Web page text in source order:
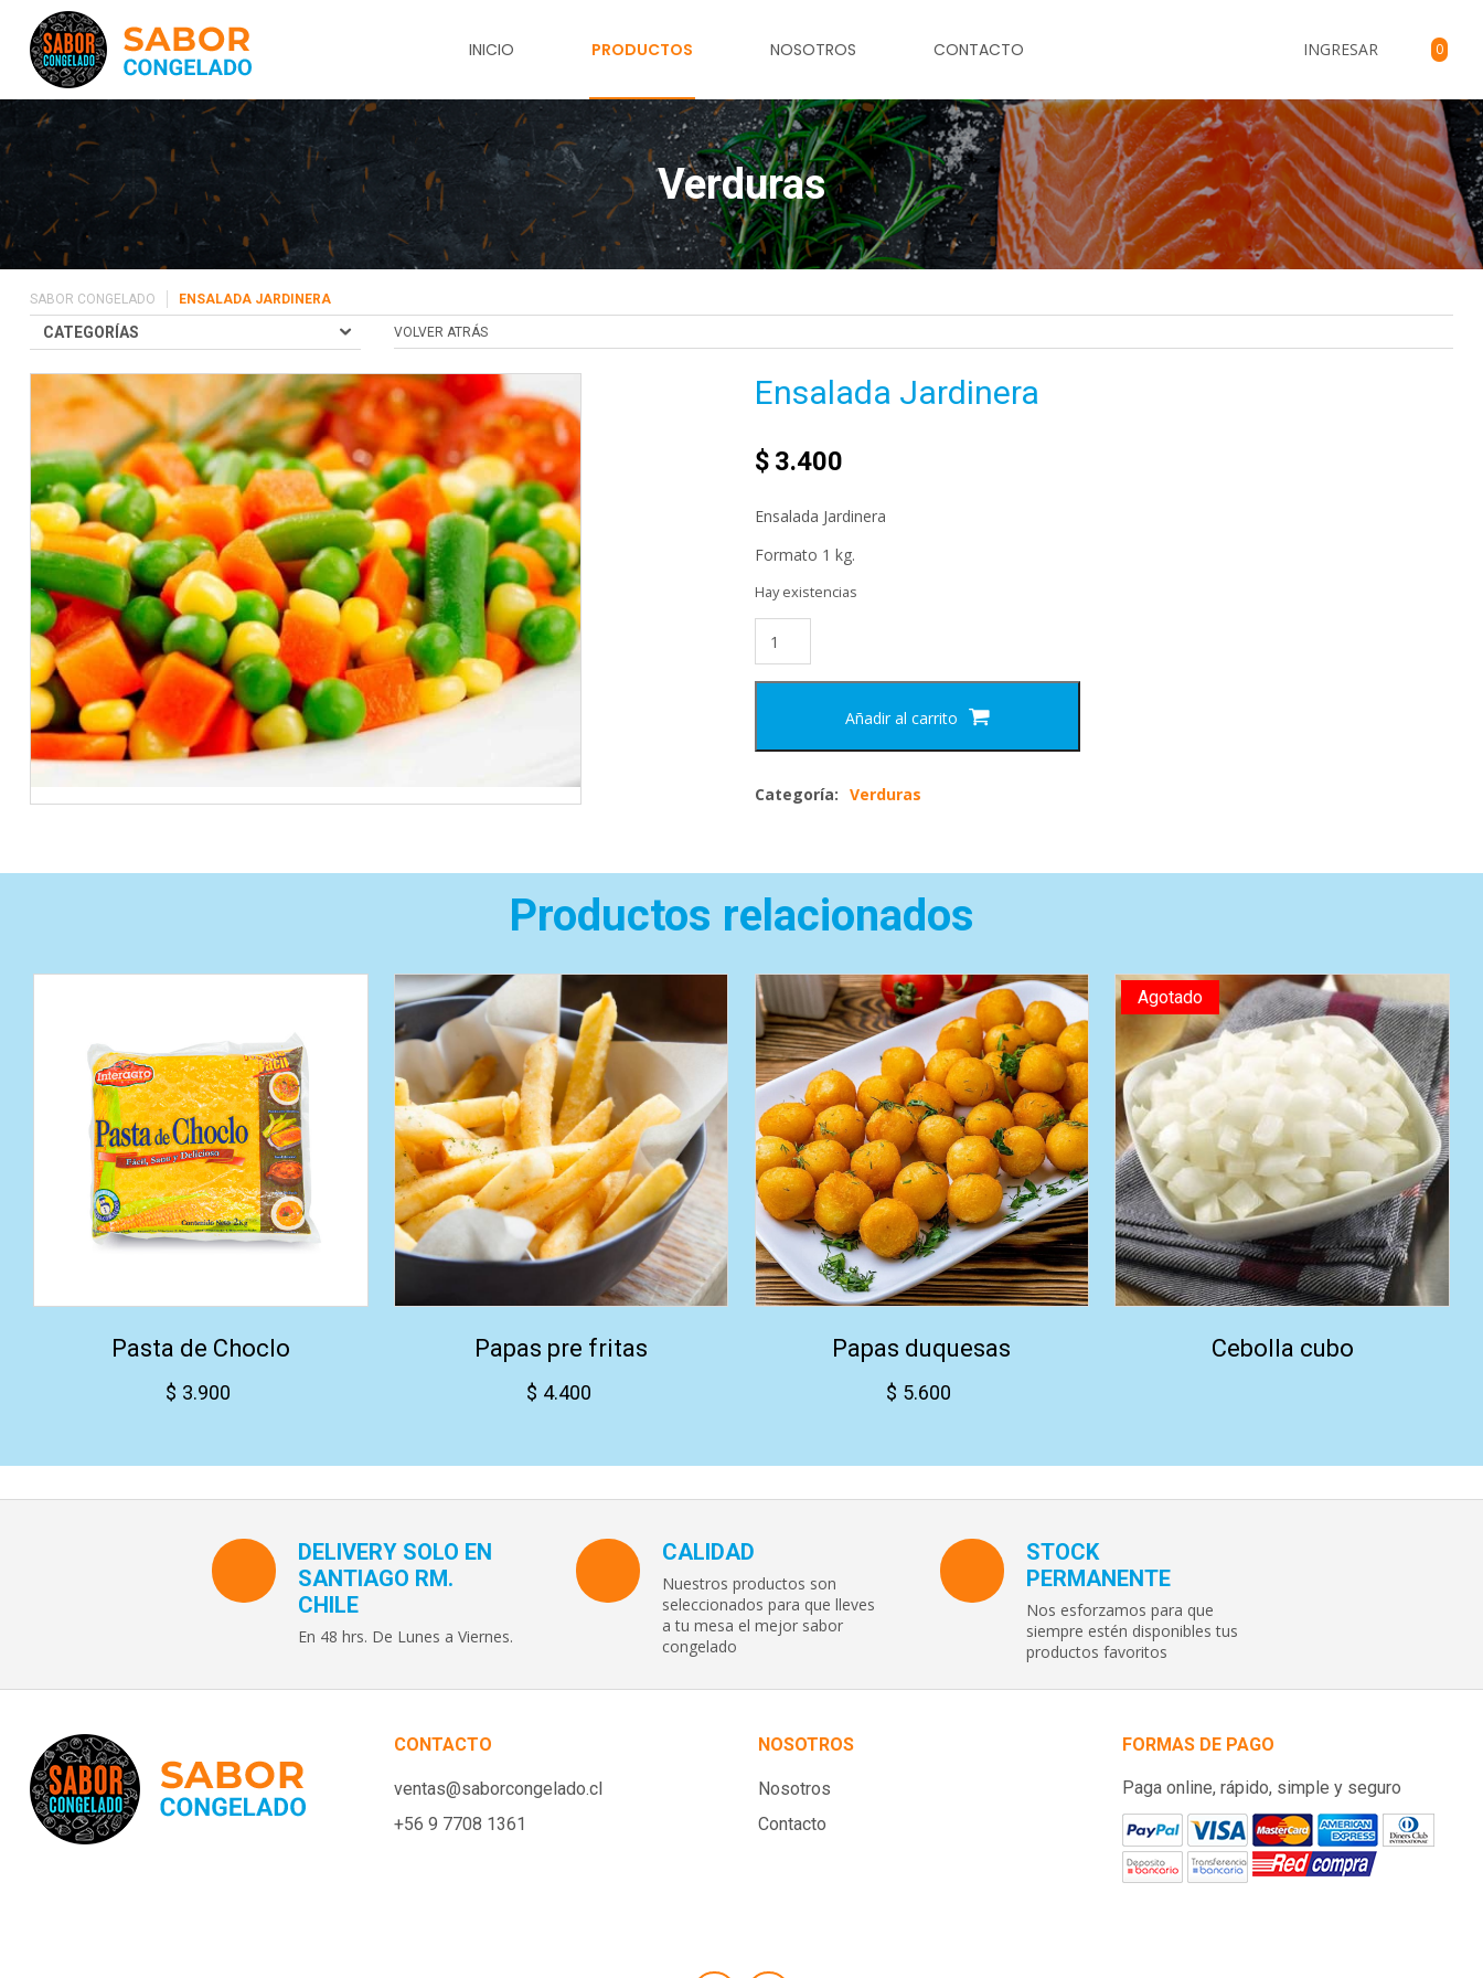
INICIO PRODUCTOS NOSOTROS CONTACTO INGRESAR 0
Verduras
SABOR CONGELADO ENSALADA JARDINERA
CATEGORÍAS VOLVER ATRÁS
Ensalada Jardinera
$ 3.400
Ensalada Jardinera
Formato 1 kg.
Hay existencias
Añadir al carrito
Categoría: Verduras
Productos relacionados
Pasta de Choclo
$ 3.900
Papas pre fritas
$ 4.400
Papas duquesas
$ 5.600
Agotado
Cebolla cubo
DELIVERY SOLO EN
SANTIAGO RM.
CHILE
En 48 hrs. De Lunes a Viernes.
CALIDAD
Nuestros productos son
seleccionados para que lleves
a tu mesa el mejor sabor
congelado
STOCK
PERMANENTE
Nos esforzamos para que
siempre estén disponibles tus
productos favoritos
CONTACTO
ventas@saborcongelado.cl
+56 9 7708 1361
NOSOTROS
Nosotros
Contacto
FORMAS DE PAGO
Paga online, rápido, simple y seguro